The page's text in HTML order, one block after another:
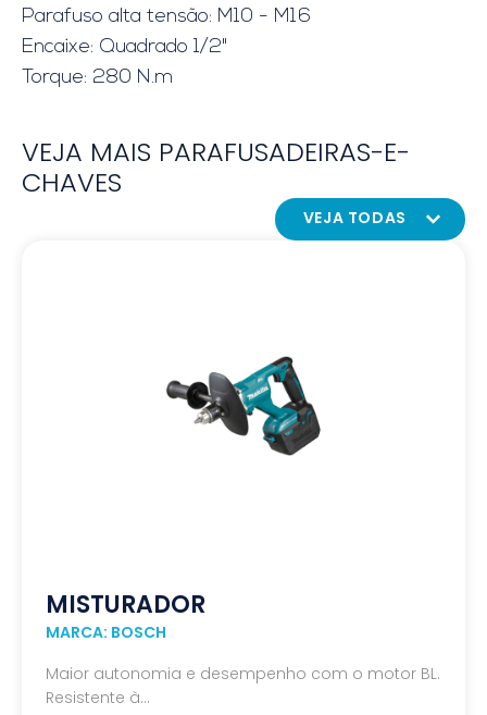
Parafuso alta tensão: M10 - M16
Encaixe: Quadrado 1/2"
Torque: 280 N.m
VEJA MAIS PARAFUSADEIRAS-E-
CHAVES
VEJA TODAS
MISTURADOR
MARCA: BOSCH
Maior autonomia e desempenho com o motor BL.
Resistente à...